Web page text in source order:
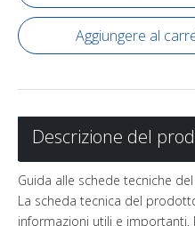
Aggiungere al
Descrizione del
Guida alle schede tecniche
La scheda tecnica del
informazioni utili e importanti.